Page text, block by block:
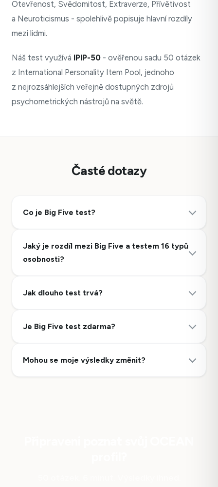
Otevřenost, Svědomitost, Extraverze, Přívětivost
a Neuroticismus - spolehlivě popisuje hlavní rozdíly
mezi lidmi.
Náš test využívá IPIP-50 - ověřenou sadu 50 otázek
z International Personality Item Pool, jednoho
z nejrozsáhlejších veřejně dostupných zdrojů
psychometrických nástrojů na světě.
Časté dotazy
Co je Big Five test?
Jaký je rozdíl mezi Big Five a testem 16 typů
osobnosti?
Jak dlouho test trvá?
Je Big Five test zdarma?
Mohou se moje výsledky změnit?